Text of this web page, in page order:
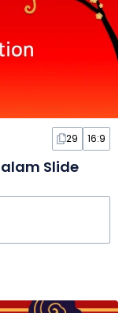
29 16:9
Slide